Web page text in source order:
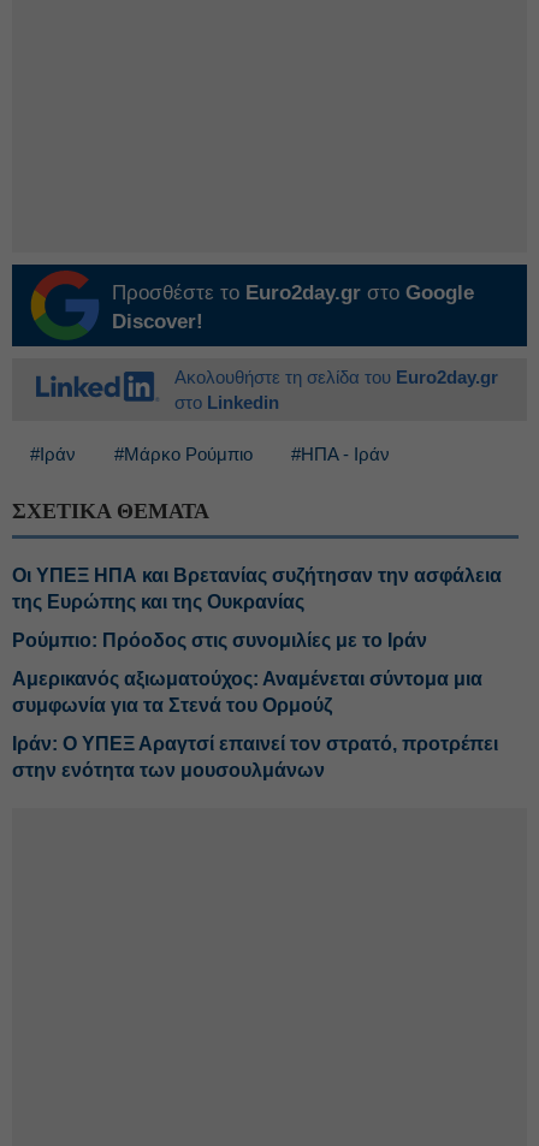
Προσθέστε το Euro2day.gr στο Google
Discover!
Ακολουθήστε τη σελίδα του Euro2day.gr
στο Linkedin
#Ιράν #Μάρκο Ρούμπιο #ΗΠΑ - Ιράν
ΣΧΕΤΙΚΑ ΘΕΜΑΤΑ
Οι ΥΠΕΞ ΗΠΑ και Βρετανίας συζήτησαν την ασφάλεια
της Ευρώπης και της Ουκρανίας
Ρούμπιο: Πρόοδος στις συνομιλίες με το Ιράν
Αμερικανός αξιωματούχος: Αναμένεται σύντομα μια
συμφωνία για τα Στενά του Ορμούζ
Ιράν: Ο ΥΠΕΞ Αραγτσί επαινεί τον στρατό, προτρέπει
στην ενότητα των μουσουλμάνων